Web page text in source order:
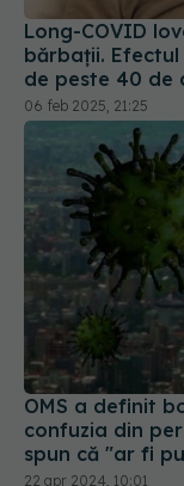
Long-COVID
bărbații.
de peste 40 de
06 feb 2025, 21:25
OMS a definit
confuzia din
spun că "ar fi
22 apr 2024, 10:01